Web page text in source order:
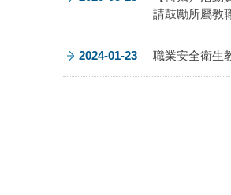
請鼓勵所屬教
2024-01-23 職業安全衛生